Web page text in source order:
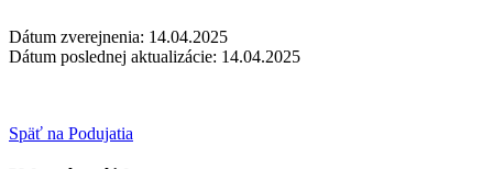
Dátum zverejnenia: 14.04.2025
Dátum poslednej aktualizácie: 14.04.2025
Späť na Podujatia